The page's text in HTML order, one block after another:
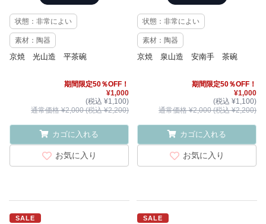
状態：非常によい
素材：陶器
京焼 光山造 平茶碗
期間限定50％OFF！
¥1,000
(税込 ¥1,100)
通常価格 ¥2,000 (税込 ¥2,200)
カゴに入れる
お気に入り
状態：非常によい
素材：陶器
京焼 泉山造 安南手 茶碗
期間限定50％OFF！
¥1,000
(税込 ¥1,100)
通常価格 ¥2,000 (税込 ¥2,200)
カゴに入れる
お気に入り
SALE SALE